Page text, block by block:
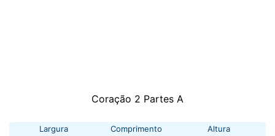
Coração 2 Partes A
Largura Comprimento Altura